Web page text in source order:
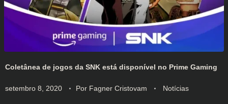
Coletânea de jogos da SNK está disponível no Prime Gaming
setembro 8, 2020 Por Fagner Cristovam Notícias